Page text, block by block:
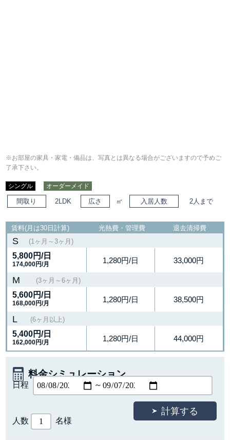
※お部屋の家具・家電・備品は、写真とは異なる場合がございますので予めご
了承下さい。
シングル オーダーメイド
間取り 2LDK 広さ ㎡ 入居人数 2人まで
賃料(月は30日計算) 光熱費・管理費 退去清掃費
S (1ヶ月～3ヶ月)
5,800円/日
174,000円/月 1,280円/日 33,000円
M (3ヶ月～6ヶ月)
5,600円/日
168,000円/月 1,280円/日 38,500円
L (6ヶ月以上)
5,400円/日
162,000円/月 1,280円/日 44,000円
料金シミュレーション
人数 名様
日程 ～